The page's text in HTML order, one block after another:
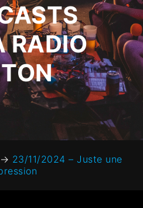
RADIO
→ 23/11/2024 – Juste une